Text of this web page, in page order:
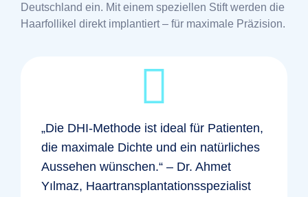
Deutschland ein. Mit einem speziellen Stift werden die
Haarfollikel direkt implantiert – für maximale Präzision.
„Die DHI-Methode ist ideal für Patienten,
die maximale Dichte und ein natürliches
Aussehen wünschen.“ – Dr. Ahmet
Yılmaz, Haartransplantationsspezialist